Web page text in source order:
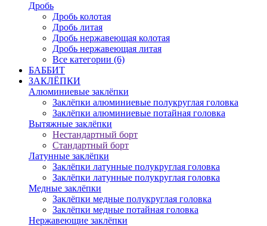
Дробь
Дробь колотая
Дробь литая
Дробь нержавеющая колотая
Дробь нержавеющая литая
Все категории (6)
БАББИТ
ЗАКЛЁПКИ
Алюминиевые заклёпки
Заклёпки алюминиевые полукруглая головка
Заклёпки алюминиевые потайная головка
Вытяжные заклёпки
Нестандартный борт
Стандартный борт
Латунные заклёпки
Заклёпки латунные полукруглая головка
Заклёпки латунные полукруглая головка
Медные заклёпки
Заклёпки медные полукруглая головка
Заклёпки медные потайная головка
Нержавеющие заклёпки